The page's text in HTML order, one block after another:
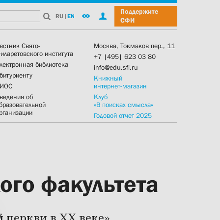
RU | EN
Поддержите
СФИ
Свято-
института
библиотека
об
Москва, Токмаков пер., 11
+7 |495| 623 03 80
info@edu.sfi.ru
Книжный
интернет-магазин
Клуб
«В поисках смысла»
Годовой отчет 2025
факультета